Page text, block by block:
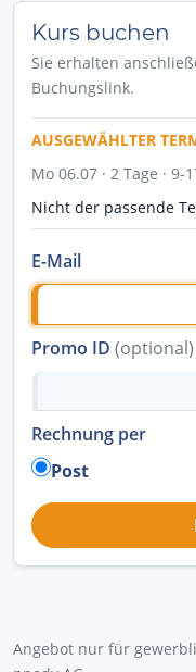
Kurs buchen
Sie erhalten
Buchungslink.
AUSGEWÄHLTER
Mo 06.07 · 2 Tage · 9-
Nicht der passende
E-Mail
Promo ID (optional)
Rechnung per
Post
Angebot nur für